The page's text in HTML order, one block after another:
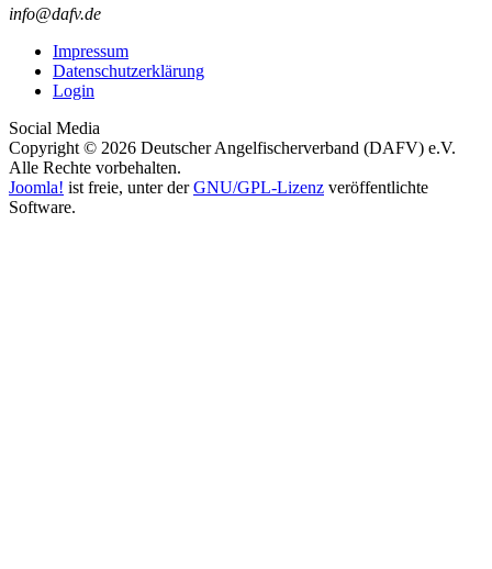
info@dafv.de
Impressum
Datenschutzerklärung
Login
Social Media
Copyright © 2026 Deutscher Angelfischerverband (DAFV) e.V.
Alle Rechte vorbehalten.
Joomla! ist freie, unter derGNU/GPL-Lizenz veröffentlichte
Software.